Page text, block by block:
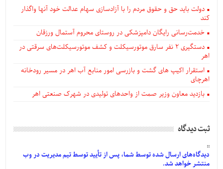
دولت باید حق و حقوق مردم را با آزادسازی سهام عدالت خود آنها واگذار
کند
خدمت‌رسانی رایگان دامپزشکی در روستای محروم آستمال ورزقان
دستگيری ۲ نفر سارق موتورسیکلت و کشف موتورسیکلت‌های سرقتی در
اهر
استقرار اکیپ های گشت و بازرسی امور منابع آب اهر در مسیر رودخانه
اهرچای
بازدید معاون وزیر صمت از واحدهای تولیدی در شهرک صنعتی اهر
ثبت دیدگاه
دیدگاه‌هایارسالشدهتوسط شما، پس ازتأییدتوسط تیم مدیریت در وب
منتشر خواهد شد.